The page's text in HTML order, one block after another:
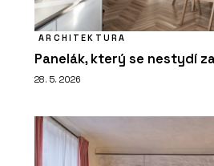
ARCHITEKTURA
Panelák, který se nestydí
28. 5. 2026